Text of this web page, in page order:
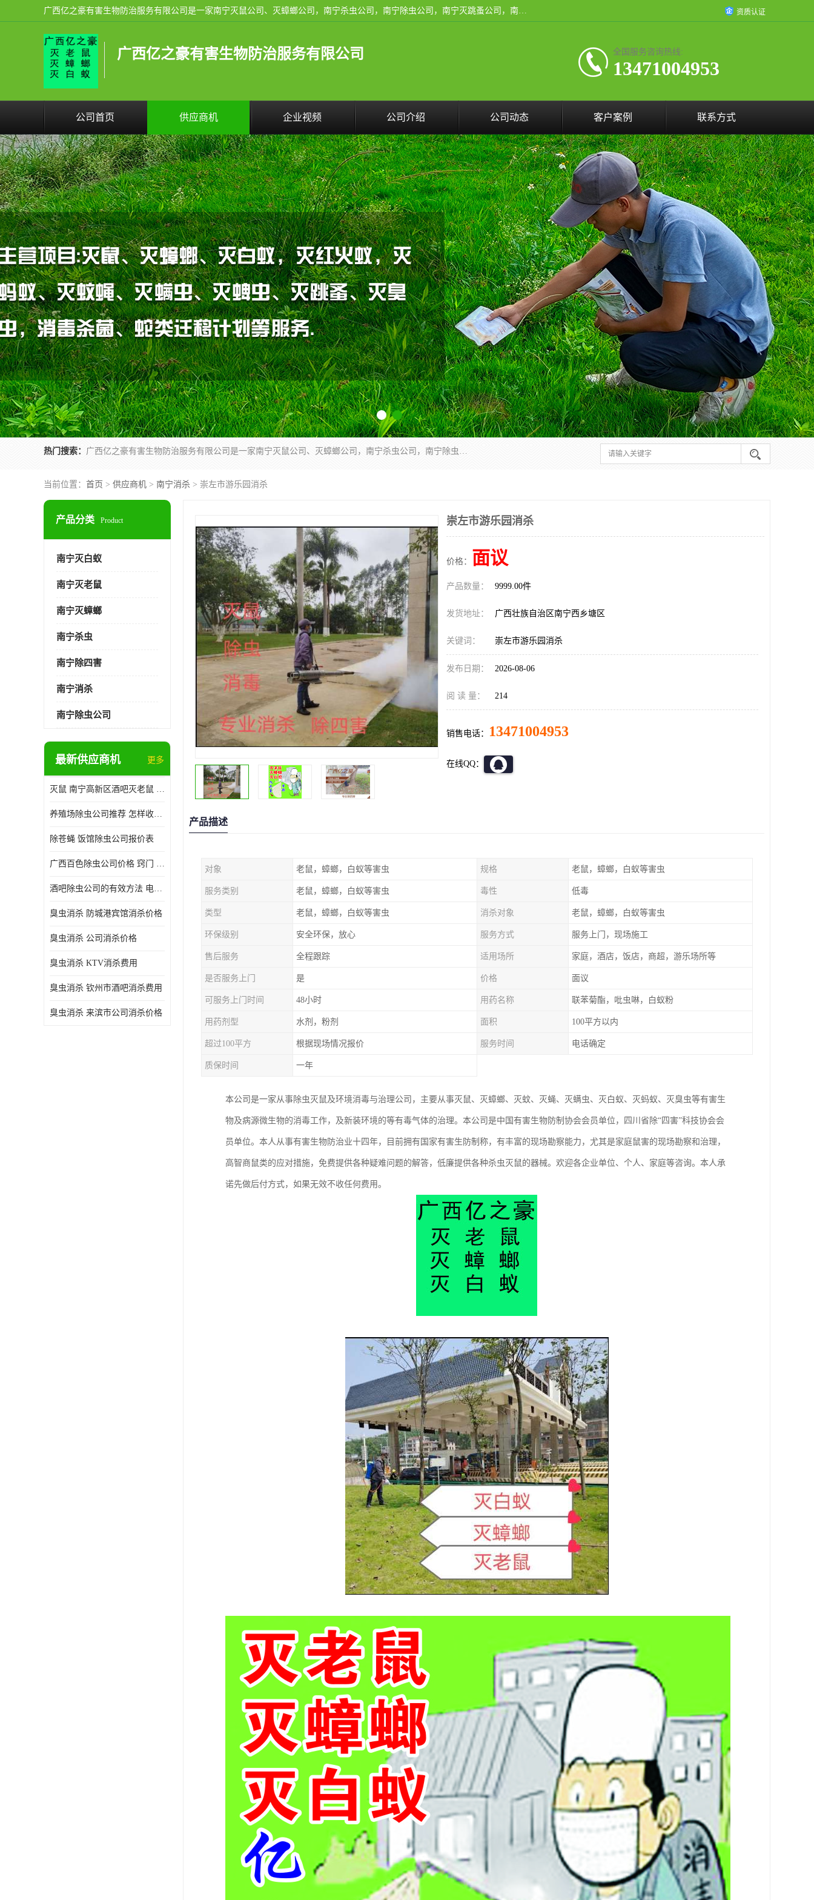
广西亿之豪有害生物防治服务有限公司是一家南宁灭鼠公司、灭蟑螂公司，南宁杀虫公司，南宁除虫公司，南宁灭跳蚤公司，南宁灭白蚁公司，南宁除四害公司,广西亿之豪有害生物防治服务有限公司专业灭蟑螂,除臭虫,其他害虫,服务上门,安全环保,售后保障,一次消杀，竭诚为您服务. 资质认证
广西亿之豪有害生物防治服务有限公司 全国服务咨询热线:
13471004953
公司首页 供应商机 企业视频 公司介绍 公司动态 客户案例 联系方式
热门搜索： 广西亿之豪有害生物防治服务有限公司是一家南宁灭鼠公司、灭蟑螂公司，南宁杀虫公司，南宁除虫公司，南宁灭跳蚤公司，南宁灭白蚁公司，南宁除四害公司,广西亿之豪有害生物防治服务有限公司专业灭蟑螂,除臭虫,其他害虫,服务上门,安全环保,售后保障,一次消杀，竭诚为您服务.
当前位置： 首页 > 供应商机 > 南宁消杀 > 崇左市游乐园消杀
产品分类 Product
南宁灭白蚁
南宁灭老鼠
南宁灭蟑螂
南宁杀虫
南宁除四害
南宁消杀
南宁除虫公司
最新供应商机 更多
灭鼠 南宁高新区酒吧灭老鼠 诚信经营
养殖场除虫公司推荐 怎样收费 除苍蝇
除苍蝇 饭馆除虫公司报价表
广西百色除虫公司价格 窍门 除蟑螂
酒吧除虫公司的有效方法 电话 除螨虫
臭虫消杀 防城港宾馆消杀价格
臭虫消杀 公司消杀价格
臭虫消杀 KTV消杀费用
臭虫消杀 钦州市酒吧消杀费用
臭虫消杀 来滨市公司消杀价格
崇左市游乐园消杀
价格： 面议
产品数量： 9999.00件
发货地址： 广西壮族自治区南宁西乡塘区
关键词： 崇左市游乐园消杀
发布日期： 2026-08-06
阅 读 量： 214
销售电话： 13471004953
在线QQ：
产品描述
对象 老鼠，蟑螂，白蚁等害虫 规格 老鼠，蟑螂，白蚁等害虫
服务类别 老鼠，蟑螂，白蚁等害虫 毒性 低毒
类型 老鼠，蟑螂，白蚁等害虫 消杀对象 老鼠，蟑螂，白蚁等害虫
环保级别 安全环保，放心 服务方式 服务上门，现场施工
售后服务 全程跟踪 适用场所 家庭，酒店，饭店，商超，游乐场所等
是否服务上门 是 价格 面议
可服务上门时间 48小时 用药名称 联苯菊酯，吡虫啉，白蚁粉
用药剂型 水剂，粉剂 面积 100平方以内
超过100平方 根据现场情况报价 服务时间 电话确定
质保时间 一年
本公司是一家从事除虫灭鼠及环境消毒与治理公司，主要从事灭鼠、灭蟑螂、灭蚊、灭蝇、灭螨虫、灭白蚁、灭蚂蚁、灭臭虫等有害生
物及病源微生物的消毒工作，及新装环境的等有毒气体的治理。本公司是中国有害生物防制协会会员单位，四川省除“四害”科技协会会
员单位。本人从事有害生物防治业十四年，目前拥有国家有害生防制称，有丰富的现场勘察能力，尤其是家庭鼠害的现场勘察和治理，
高智商鼠类的应对措施，免费提供各种疑难问题的解答，低廉提供各种杀虫灭鼠的器械。欢迎各企业单位、个人、家庭等咨询。本人承
诺先做后付方式，如果无效不收任何费用。